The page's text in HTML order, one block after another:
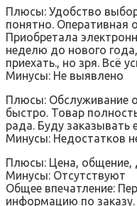
Плюсы: Удобство
понятно. Оперативная
Приобретала
неделю до нового
приехать., но зря. Всё
Минусы: Не выявлено
Плюсы: Обслуживание
быстро. Товар
рада. Буду заказывать
Минусы: Недостатков
Плюсы: Цена, общение,
Минусы: Отсутствуют
Общее впечатление:
информацию по